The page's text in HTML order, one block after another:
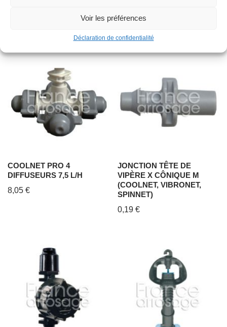
Voir les préférences
Déclaration de confidentialité
Produits similaires
COOLNET PRO 4
DIFFUSEURS 7,5 L/H
8,05 €
JONCTION TÊTE DE
VIPÈRE X CÔNIQUE M
(COOLNET, VIBRONET,
SPINNET)
0,19€